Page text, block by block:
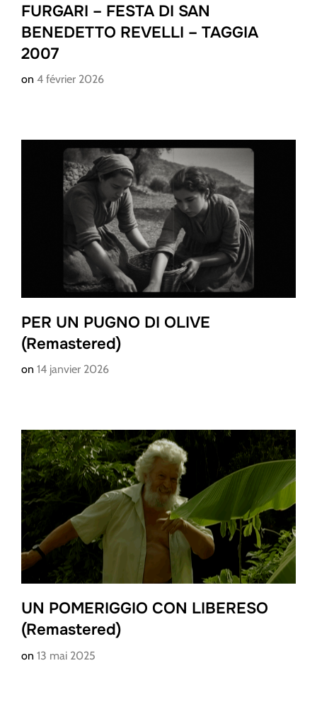
FURGARI – FESTA DI SAN
BENEDETTO REVELLI – TAGGIA
2007
on 4 février 2026
PER UN PUGNO DI OLIVE
(Remastered)
on 14 janvier 2026
UN POMERIGGIO CON LIBERESO
(Remastered)
on 13 mai 2025